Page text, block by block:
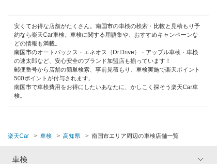
宿毛市
須崎市
土佐郡
土佐市
長岡郡
幡多郡
クレジットカードOK
土日祝OK
代車あり
引取り・納車あり
120分以内の車検
車検のコバック
出光興産「らくらく安心車検」
安心WE！車検
安くてお得な店舗がたくさん。南国市の車検の検索・比較と見積もり予
約なら楽天Car車検。車検に関する用語集や、おすすめキャンペーンな
どの情報も満載。
南国市のオートバックス・エネオス（Dr.Drive）・アップル車検・車検
の速太郎など、安心安全のブランド加盟店も揃っています！
郵便番号から店舗の簡単検索、事前見積もり、車検実施で楽天ポイント
500ポイントが付与されます。
南国市で車検費用をお得にしたいあなたに、かしこく探そう楽天Car車
検。
楽天Car 車検 高知県 南国市エリア周辺の車検店舗一覧
車検